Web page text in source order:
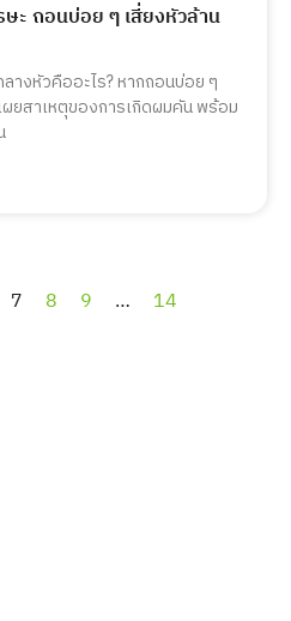
ถอนบ่อย ๆ เสี่ยงหัวล้าน
างหัวคืออะไร? หากถอนบ่อย ๆ
ผยสาเหตุของการเกิดผมคัน พร้อม
7 8 9 … 14